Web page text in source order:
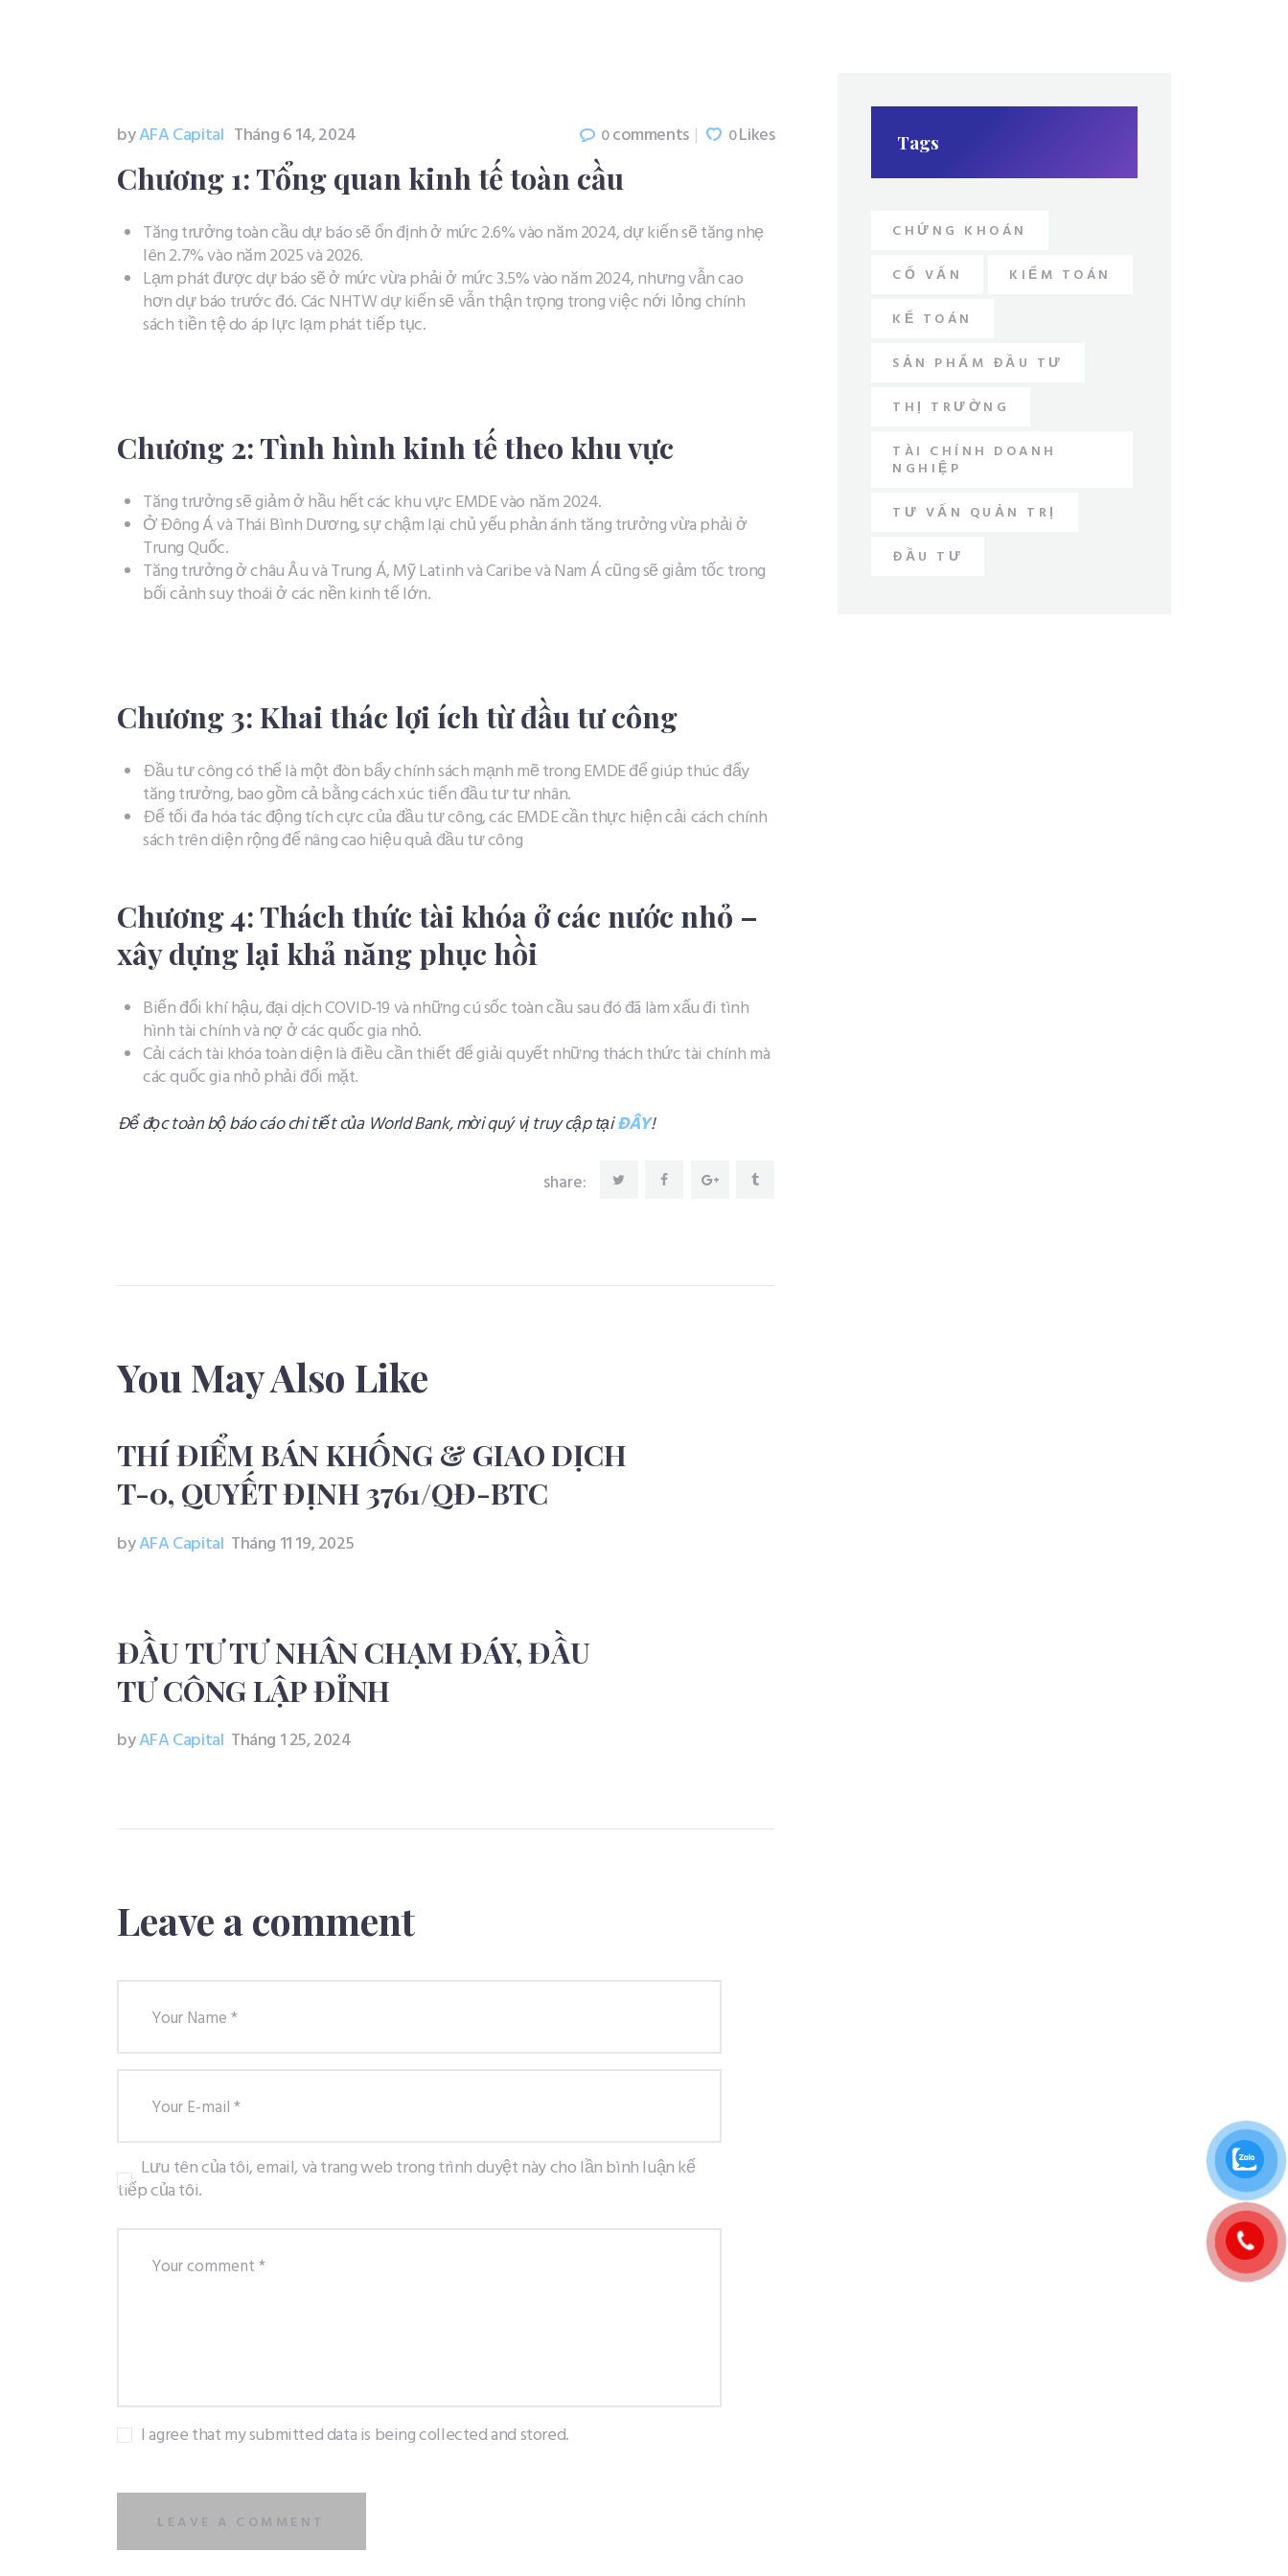
byAFA Capital Tháng 6 14, 2024 0comments 0Likes
Chương 1: Tổng quan kinh tế toàn cầu
Tăng trưởng toàn cầu dự báo sẽ ổn định ở mức 2.6% vào năm 2024, dự kiến ​​sẽ tăng nhẹ
lên 2.7% vào năm 2025 và 2026.​
Lạm phát được dự báo sẽ ở mức vừa phải ở mức 3.5% vào năm 2024, nhưng vẫn cao
hơn dự báo trước đó. Các NHTW dự kiến ​​sẽ vẫn thận trọng trong việc nới lỏng chính
sách tiền tệ do áp lực lạm phát tiếp tục.
Chương 2: Tình hình kinh tế theo khu vực
Tăng trưởng sẽ giảm ở hầu hết các khu vực EMDE vào năm 2024. ​
Ở Đông Á và Thái Bình Dương, sự chậm lại chủ yếu phản ánh tăng trưởng vừa phải ở
Trung Quốc. ​
Tăng trưởng ở châu Âu và Trung Á, Mỹ Latinh và Caribe và Nam Á cũng sẽ giảm tốc trong
bối cảnh suy thoái ở các nền kinh tế lớn.
Chương 3: Khai thác lợi ích từ đầu tư công
Đầu tư công có thể là một đòn bẩy chính sách mạnh mẽ trong EMDE để giúp thúc đẩy
tăng trưởng, bao gồm cả bằng cách xúc tiến đầu tư tư nhân.​
Để tối đa hóa tác động tích cực của đầu tư công, các EMDE cần thực hiện cải cách chính
sách trên diện rộng để nâng cao hiệu quả đầu tư công
Chương 4: Thách thức tài khóa ở các nước nhỏ –
xây dựng lại khả năng phục hồi
Biến đổi khí hậu, đại dịch COVID-19 và những cú sốc toàn cầu sau đó đã làm xấu đi tình
hình tài chính và nợ ở các quốc gia nhỏ.​
Cải cách tài khóa toàn diện là điều cần thiết để giải quyết những thách thức tài chính mà
các quốc gia nhỏ phải đối mặt.
Để đọc toàn bộ báo cáo chi tiết của World Bank, mời quý vị truy cập tạiĐÂY!
share:
You May Also Like
THÍ ĐIỂM BÁN KHỐNG & GIAO DỊCH
T-0, QUYẾT ĐỊNH 3761/QĐ-BTC
byAFA Capital Tháng 11 19, 2025
ĐẦU TƯ TƯ NHÂN CHẠM ĐÁY, ĐẦU
TƯ CÔNG LẬP ĐỈNH
byAFA Capital Tháng 1 25, 2024
Leave a comment
Lưu tên của tôi, email, và trang web trong trình duyệt này cho lần bình luận kế
tiếp của tôi.
I agree that my submitted data is being collected and stored.
Tags
CHỨNG KHOÁN
CỐ VẤN
KIỂM TOÁN
KẾ TOÁN
SẢN PHẨM ĐẦU TƯ
THỊ TRƯỜNG
TÀI CHÍNH DOANH
NGHIỆP
TƯ VẤN QUẢN TRỊ
ĐẦU TƯ